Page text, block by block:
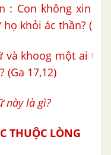
: Con không xin
khỏi ác thần? (Ga
và khoog một ai
(Ga 17,12)
này là gì?
THUỘC LÒNG